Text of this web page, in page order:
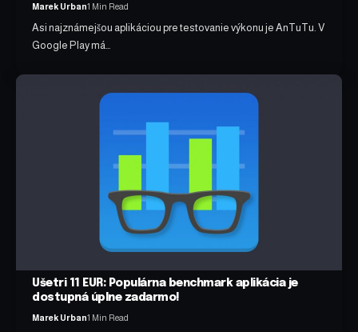
Marek Urban1 Min Read
Asi najznámejšou aplikáciou pre testovanie výkonu je AnTuTu. V
Google Play má…
Ušetri 11 EUR: Populárna benchmark aplikácia je
dostupná úplne zadarmo!
Marek Urban1 Min Read